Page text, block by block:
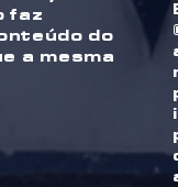
faz
do
a mesma